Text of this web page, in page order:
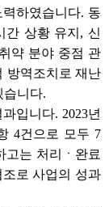
하였습니다. 동
간 상황 유지, 신
약 분야 중점 관
방역조치로 재난
습니다.
입니다. 2023년
4건으로 모두 7
고는 처리ㆍ완료
로 사업의 성과